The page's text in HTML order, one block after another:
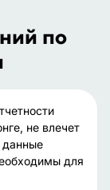
по
не влечет
данные
для